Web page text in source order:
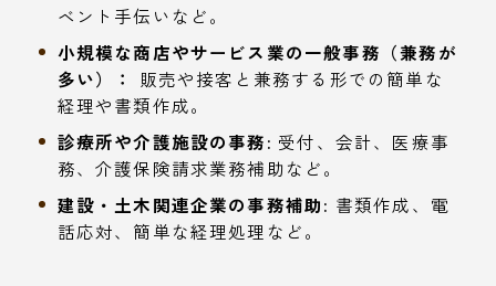
ベント手伝いなど。
小規模な商店やサービス業の一般事務（兼務が
多い）：
販売や接客と兼務する形での簡単な
経理や書類作成。
診療所や介護施設の事務: 受付、会計、医療事
務、介護保険請求業務補助など。
建設・土木関連企業の事務補助: 書類作成、電
話応対、簡単な経理処理など。